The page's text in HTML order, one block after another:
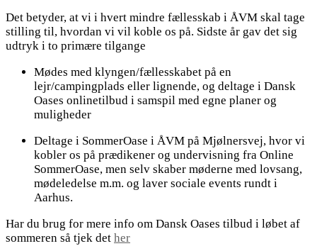
Det betyder, at vi i hvert mindre fællesskab i ÅVM skal tage
stilling til, hvordan vi vil koble os på. Sidste år gav det sig
udtryk i to primære tilgange
Mødes med klyngen/fællesskabet på en
lejr/campingplads eller lignende, og deltage i Dansk
Oases onlinetilbud i samspil med egne planer og
muligheder
Deltage i SommerOase i ÅVM på Mjølnersvej, hvor vi
kobler os på prædikener og undervisning fra Online
SommerOase, men selv skaber møderne med lovsang,
mødeledelse m.m. og laver sociale events rundt i
Aarhus.
Har du brug for mere info om Dansk Oases tilbud i løbet af
sommeren så tjek det her